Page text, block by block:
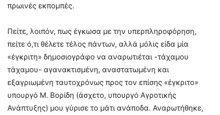
πρωινές εκπομπές.
Πείτε, λοιπόν, πως έγκωσα με την υπερπληροφόρηση,
πείτε ό,τι θέλετε τέλος πάντων, αλλά μόλις είδα μία
«έγκριτη» δημοσιογράφο να αναρωτιέται -τάχαμου
τάχαμου- αγανακτισμένη, αναστατωμένη και
εξαγριωμένη ταυτοχρόνως προς τον επίσης «έγκριτο»
υπουργό Μ. Βορίδη (άσχετο, υπουργό Αγροτικής
Ανάπτυξης) μου γύρισε το μάτι ανάποδα. Αναρωτήθηκε,